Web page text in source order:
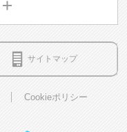
サイトマップ
Cookieポリシー